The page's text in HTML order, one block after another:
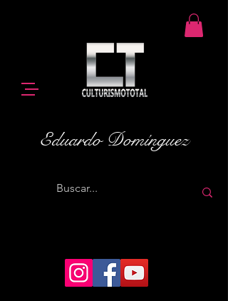
Eduardo Domínguez